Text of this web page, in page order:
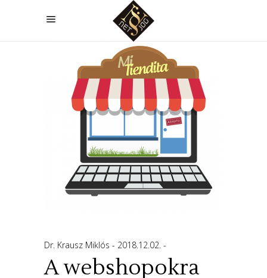
Dr. Krausz Miklós 2018.12.02.
A webshopokra